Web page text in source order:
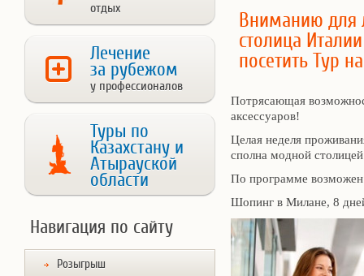
отдых
Лечение
за рубежом
у профессионалов
Туры по
Казахстану и
Атырауской
области
Навигация по сайту
Розыгрыш
Вниманию для
столица
посетить Тур
Потрясающая
аксессуаров!
Целая неделя
сполна модной
По программе
Шопинг в Милане, 8